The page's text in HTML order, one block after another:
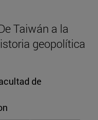
Taiwán a la
geopolítica
de